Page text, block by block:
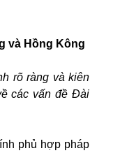
và Hồng Kông
rõ ràng và kiên
các vấn đề Đài
phủ hợp pháp